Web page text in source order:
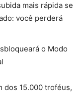
mais rápida se
você perderá
o Modo
dos 15.000 troféus,